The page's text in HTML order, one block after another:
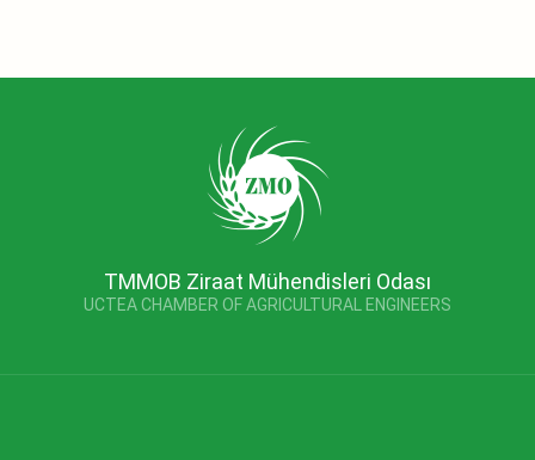
TMMOB Ziraat Mühendisleri Odası
UCTEA CHAMBER OF AGRICULTURAL ENGINEERS